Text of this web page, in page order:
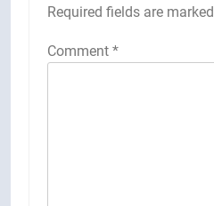
Required fields are marked
Comment *